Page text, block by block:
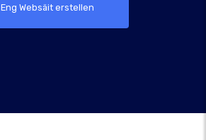
Eng Websäit erstellen